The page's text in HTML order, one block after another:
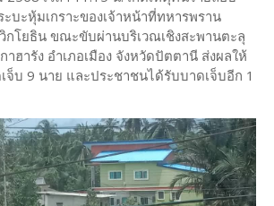
ะบะหุ้มเกราะของเจ้าหน้าที่ทหารพราน
โยธิน ขณะขับผ่านบริเวณเชิงสะพานตะลุ
ฮารัง อำเภอเมือง จังหวัดปัตตานี ส่งผลให้
จ็บ 9 นาย และประชาชนได้รับบาดเจ็บอีก 1